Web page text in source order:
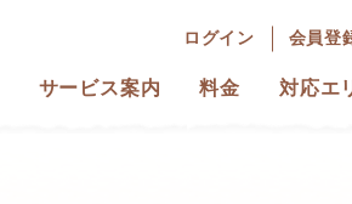
ログイン 会員登
サービス案内 料金 対応エ